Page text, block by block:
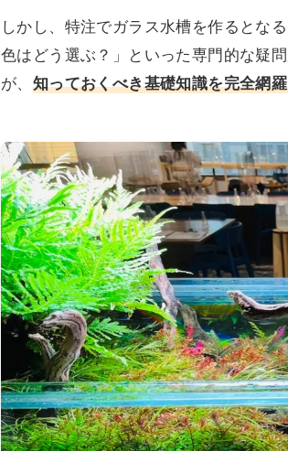
しかし、特注でガラス水槽を作るとな
色はどう選ぶ？」といった専門的な疑
が、 知っておくべき基礎知識を完全網